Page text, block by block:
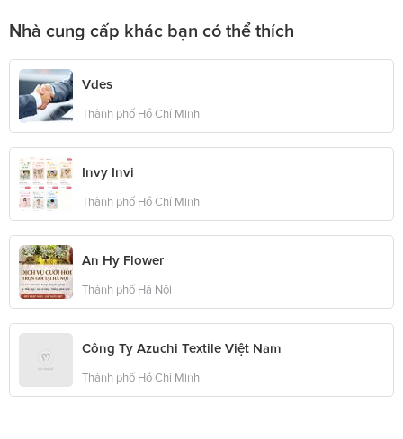
Nhà cung cấp khác bạn có thể thích
Vdes
Thành phố Hồ Chí Minh
Invy Invi
Thành phố Hồ Chí Minh
An Hy Flower
Thành phố Hà Nội
Công Ty Azuchi Textile Việt Nam
Thành phố Hồ Chí Minh